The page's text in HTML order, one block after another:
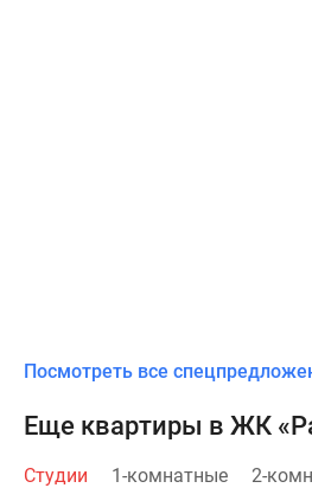
Посмотреть все
Еще квартиры в ЖК
Студии 1-комнатные 2-